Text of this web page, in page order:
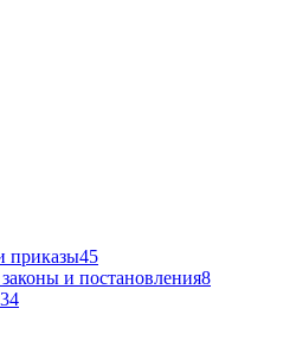
приказы45
и постановления8